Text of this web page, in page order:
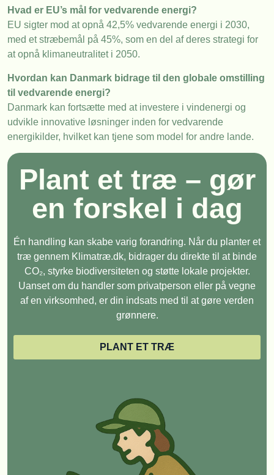
Hvad er EU’s mål for vedvarende energi?
EU sigter mod at opnå 42,5% vedvarende energi i 2030,
med et stræbemål på 45%, som en del af deres strategi for
at opnå klimaneutralitet i 2050.
Hvordan kan Danmark bidrage til den globale omstilling
til vedvarende energi?
Danmark kan fortsætte med at investere i vindenergi og
udvikle innovative løsninger inden for vedvarende
energikilder, hvilket kan tjene som model for andre lande.
Plant et træ – gør
en forskel i dag
Én handling kan skabe varig forandring. Når du planter et
træ gennem Klimatræ.dk, bidrager du direkte til at binde
CO₂, styrke biodiversiteten og støtte lokale projekter.
Uanset om du handler som privatperson eller på vegne
af en virksomhed, er din indsats med til at gøre verden
grønnere.
PLANT ET TRÆ